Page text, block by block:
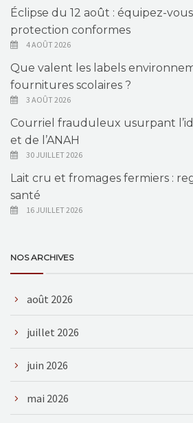
Éclipse du 12 août : équipez-
protection conformes
4 AOÛT 2026
Que valent les labels
fournitures scolaires ?
3 AOÛT 2026
Courriel frauduleux usurpant
et de l’ANAH
30 JUILLET 2026
Lait cru et fromages fermiers :
santé
16 JUILLET 2026
NOS ARCHIVES
août 2026
juillet 2026
juin 2026
mai 2026